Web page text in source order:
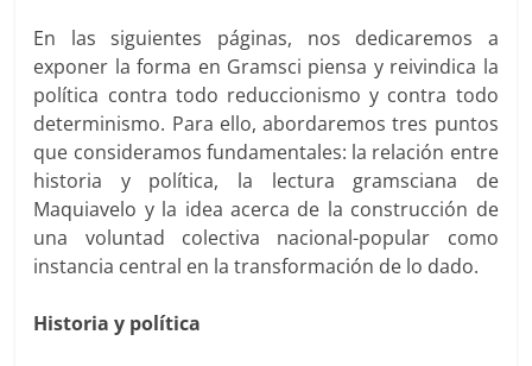
En las siguientes páginas, nos dedicaremos a
exponer la forma en Gramsci piensa y reivindica la
política contra todo reduccionismo y contra todo
determinismo. Para ello, abordaremos tres puntos
que consideramos fundamentales: la relación entre
historia y política, la lectura gramsciana de
Maquiavelo y la idea acerca de la construcción de
una voluntad colectiva nacional-popular como
instancia central en la transformación de lo dado.
Historia y política